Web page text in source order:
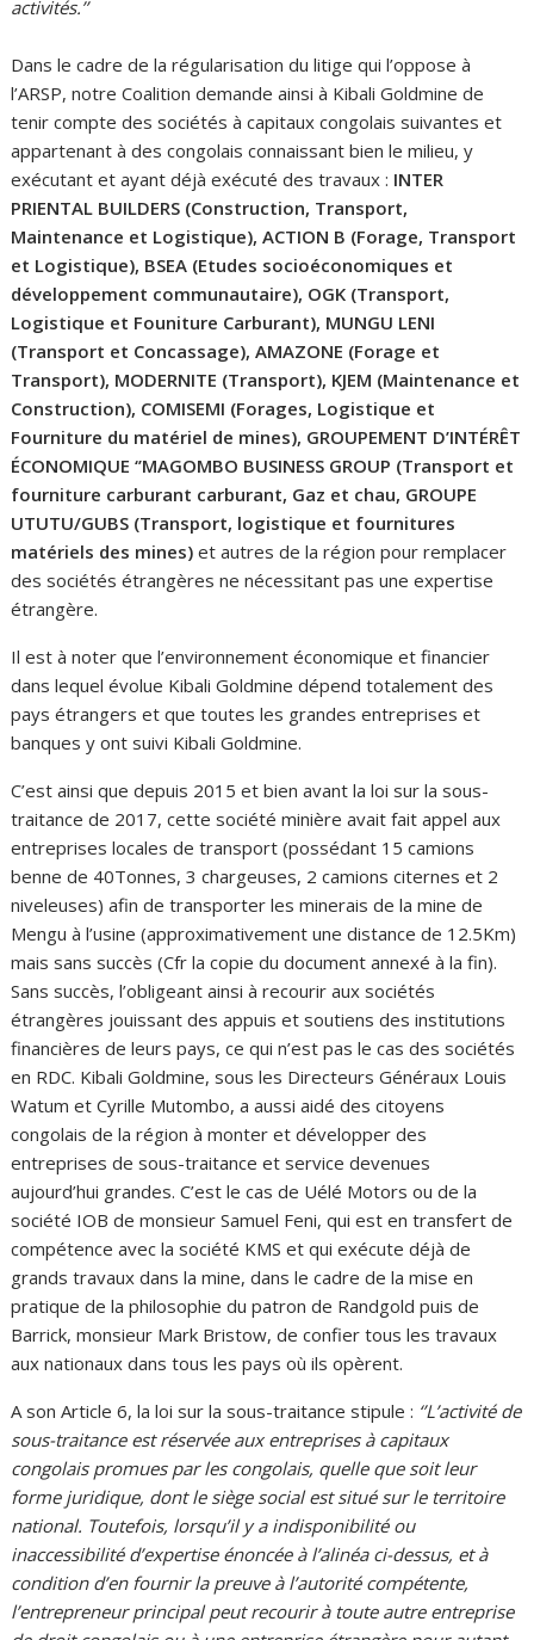
activités.’’
Dans le cadre de la régularisation du litige qui l’oppose à
l’ARSP, notre Coalition demande ainsi à Kibali Goldmine de
tenir compte des sociétés à capitaux congolais suivantes et
appartenant à des congolais connaissant bien le milieu, y
exécutant et ayant déjà exécuté des travaux : INTER
PRIENTAL BUILDERS (Construction, Transport,
Maintenance et Logistique), ACTION B (Forage, Transport
et Logistique), BSEA (Etudes socioéconomiques et
développement communautaire), OGK (Transport,
Logistique et Founiture Carburant), MUNGU LENI
(Transport et Concassage), AMAZONE (Forage et
Transport), MODERNITE (Transport), KJEM (Maintenance et
Construction), COMISEMI (Forages, Logistique et
Fourniture du matériel de mines), GROUPEMENT D’INTÉRÊT
ÉCONOMIQUE ‘’MAGOMBO BUSINESS GROUP (Transport et
fourniture carburant carburant, Gaz et chau, GROUPE
UTUTU/GUBS (Transport, logistique et fournitures
matériels des mines) et autres de la région pour remplacer
des sociétés étrangères ne nécessitant pas une expertise
étrangère.
Il est à noter que l’environnement économique et financier
dans lequel évolue Kibali Goldmine dépend totalement des
pays étrangers et que toutes les grandes entreprises et
banques y ont suivi Kibali Goldmine.
C’est ainsi que depuis 2015 et bien avant la loi sur la sous-
traitance de 2017, cette société minière avait fait appel aux
entreprises locales de transport (possédant 15 camions
benne de 40Tonnes, 3 chargeuses, 2 camions citernes et 2
niveleuses) afin de transporter les minerais de la mine de
Mengu à l’usine (approximativement une distance de 12.5Km)
mais sans succès (Cfr la copie du document annexé à la fin).
Sans succès, l’obligeant ainsi à recourir aux sociétés
étrangères jouissant des appuis et soutiens des institutions
financières de leurs pays, ce qui n’est pas le cas des sociétés
en RDC. Kibali Goldmine, sous les Directeurs Généraux Louis
Watum et Cyrille Mutombo, a aussi aidé des citoyens
congolais de la région à monter et développer des
entreprises de sous-traitance et service devenues
aujourd’hui grandes. C’est le cas de Uélé Motors ou de la
société IOB de monsieur Samuel Feni, qui est en transfert de
compétence avec la société KMS et qui exécute déjà de
grands travaux dans la mine, dans le cadre de la mise en
pratique de la philosophie du patron de Randgold puis de
Barrick, monsieur Mark Bristow, de confier tous les travaux
aux nationaux dans tous les pays où ils opèrent.
A son Article 6, la loi sur la sous-traitance stipule : ‘’L’activité de
sous-traitance est réservée aux entreprises à capitaux
congolais promues par les congolais, quelle que soit leur
forme juridique, dont le siège social est situé sur le territoire
national. Toutefois, lorsqu’il y a indisponibilité ou
inaccessibilité d’expertise énoncée à l’alinéa ci-dessus, et à
condition d’en fournir la preuve à l’autorité compétente,
l’entrepreneur principal peut recourir à toute autre entreprise